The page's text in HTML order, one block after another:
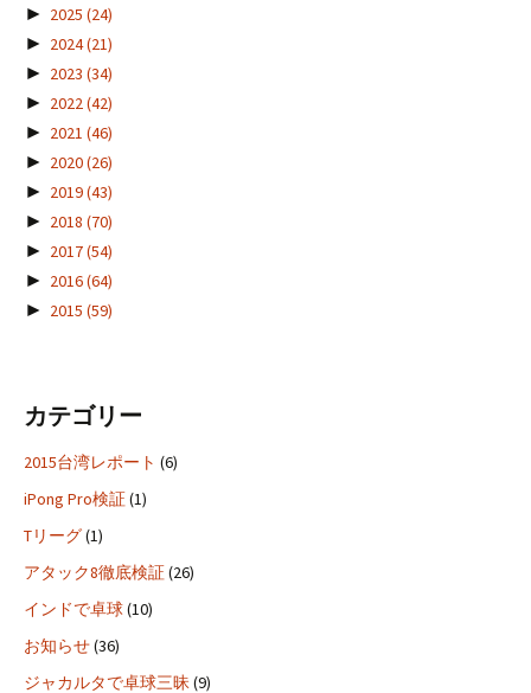
► 2025 (24)
► 2024(21)
► 2023 (34)
► 2022 (42)
► 2021 (46)
► 2020(26)
► 2019(43)
► 2018 (70)
► 2017(54)
► 2016(64)
► 2015 (59)
カテゴリー
2015台湾レポート (6)
iPong Pro検証(1)
Tリーグ(1)
アタック8徹底検証(26)
インドで卓球(10)
お知らせ(36)
ジャカルタで卓球三昧 (9)